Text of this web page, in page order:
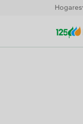
Hogares